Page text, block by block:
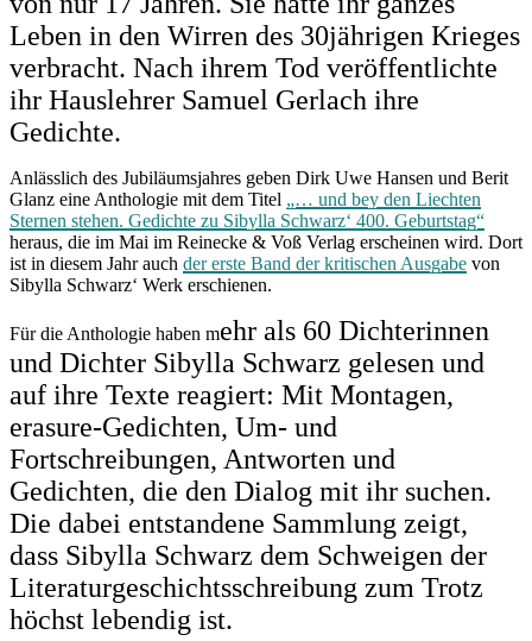
Leben in den Wirren des 30jährigen Krieges
verbracht. Nach ihrem Tod veröffentlichte
ihr Hauslehrer Samuel Gerlach ihre
Gedichte.
Anlässlich des Jubiläumsjahres geben Dirk Uwe Hansen und Berit
Glanz eine Anthologie mit dem Titel „… und bey den Liechten
Sternen stehen. Gedichte zu Sibylla Schwarz‘ 400. Geburtstag“
heraus, die im Mai im Reinecke & Voß Verlag erscheinen wird. Dort
ist in diesem Jahr auch der erste Band der kritischen Ausgabe von
Sibylla Schwarz‘ Werk erschienen.
Für die Anthologie haben mehr als 60 Dichterinnen
und Dichter Sibylla Schwarz gelesen und
auf ihre Texte reagiert: Mit Montagen,
erasure-Gedichten, Um- und
Fortschreibungen, Antworten und
Gedichten, die den Dialog mit ihr suchen.
Die dabei entstandene Sammlung zeigt,
dass Sibylla Schwarz dem Schweigen der
Literaturgeschichtsschreibung zum Trotz
höchst lebendig ist.